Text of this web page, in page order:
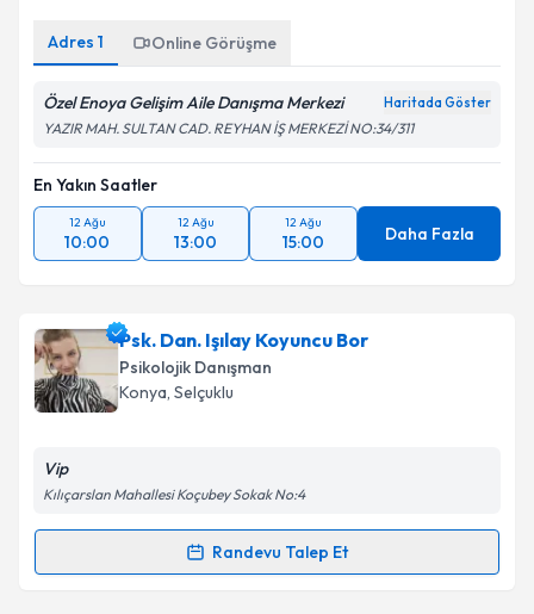
Adres 1 Online Görüşme
Özel Enoya Gelişim Aile Danışma Merkezi Haritada Göster
YAZIR MAH. SULTAN CAD. REYHAN İŞ MERKEZİ NO:34/311
En Yakın Saatler
12 Ağu
10:00
12 Ağu
13:00
12 Ağu
15:00 Daha Fazla
Psk. Dan. Işılay Koyuncu Bor
Psikolojik Danışman
Konya, Selçuklu
Vip
Kılıçarslan Mahallesi Koçubey Sokak No:4
Randevu Talep Et
Randevu Takvimi Talebi